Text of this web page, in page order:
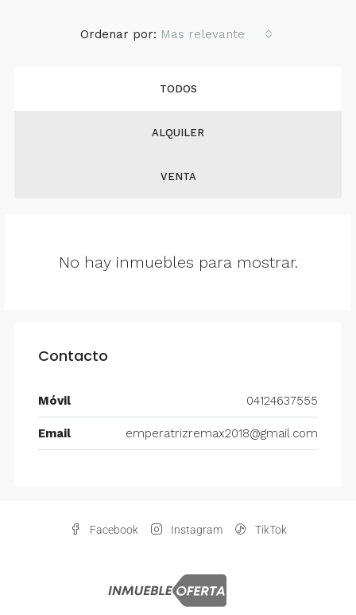
TODOS
ALQUILER
VENTA
Ordenar por: Mas relevante
No hay inmuebles para mostrar.
Contacto
Móvil 04124637555
Email emperatrizremax2018@gmail.com
Facebook Instagram TikTok